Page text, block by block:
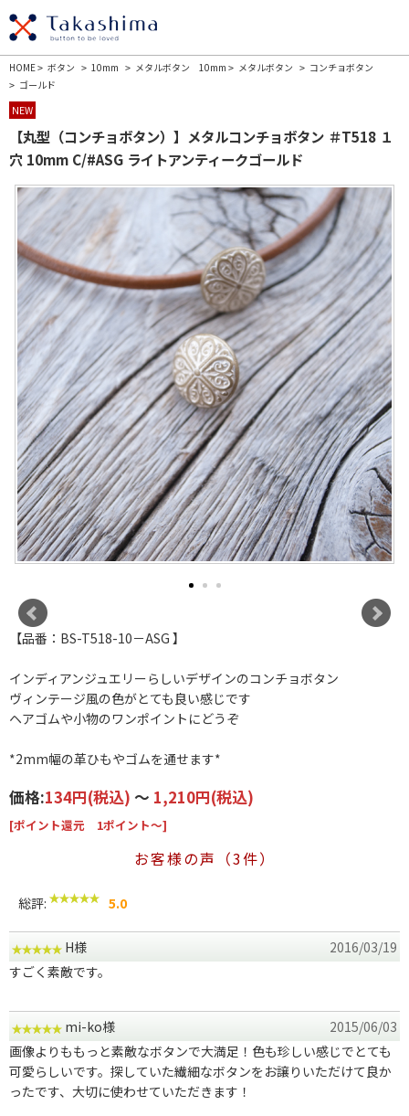
HOME> ボタン > 10mm > メタルボタン 10mm > メタルボタン > コンチョボタン
> ゴールド
NEW
【丸型（コンチョボタン）】メタルコンチョボタン ＃T518 １
穴 10mm C/#ASG ライトアンティークゴールド
【品番：BS-T518-10－ASG 】
インディアンジュエリーらしいデザインのコンチョボタン
ヴィンテージ風の色がとても良い感じです
ヘアゴムや小物のワンポイントにどうぞ
*2mm幅の革ひもやゴムを通せます*
価格:134円(税込) ～ 1,210円(税込)
[ポイント還元 1ポイント～]
お客様の声（3件）
総評: 5.0
H様
2016/03/19
すごく素敵です。
mi-ko様
2015/06/03
画像よりももっと素敵なボタンで大満足！色も珍しい感じでとても
可愛らしいです。探していた繊細なボタンをお譲りいただけて良か
ったです、大切に使わせていただきます！